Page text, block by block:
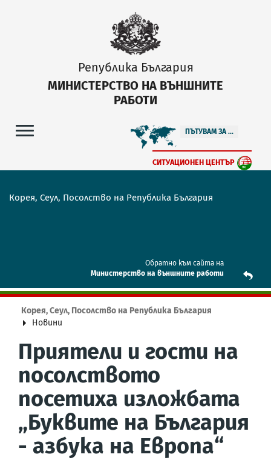
Република България
МИНИСТЕРСТВО НА ВЪНШНИТЕ
РАБОТИ
ПЪТУВАМ ЗА ...
СИТУАЦИОНЕН ЦЕНТЪР
Корея, Сеул, Посолство на Република България
Обратно към сайта на
Mинистерство на външните работи
Корея, Сеул, Посолство на Република България
Новини
Приятели и гости на
посолството
посетиха изложбата
„Буквите на България
- азбука на Европа“